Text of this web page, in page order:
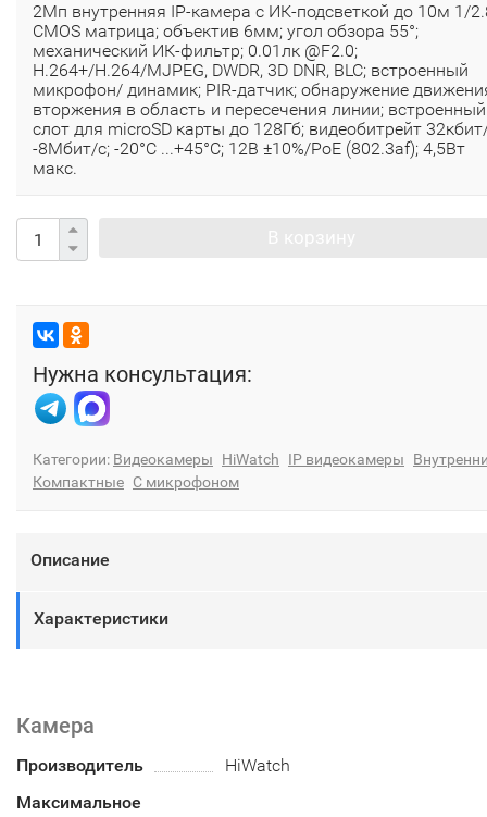
2Мп внутренняя IP-камера c ИК-подсветкой до 10м 1/
CMOS матрица; объектив 6мм; угол обзора 55°;
механический ИК-фильтр; 0.01лк @F2.0;
H.264+/H.264/MJPEG, DWDR, 3D DNR, BLC; встроенный
микрофон/ динамик; PIR-датчик; обнаружение
вторжения в область и пересечения линии; встроенный
слот для microSD карты до 128Гб; видеобитрейт
-8Мбит/с; -20°C ...+45°C; 12В ±10%/PoE (802.3af); 4,5Вт
макс.
Нужна консультация:
Категории: Видеокамеры HiWatch IP видеокамеры
Компактные С микрофоном
Описание
Характеристики
Камера
Производитель
HiWatch
Максимальное